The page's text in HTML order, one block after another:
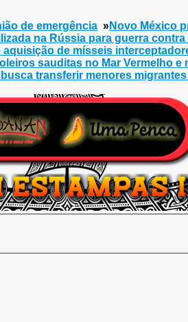
de emergência »Novo México
na Rússia para guerra
de mísseis
sauditas no Mar Vermelho e
transferir menores